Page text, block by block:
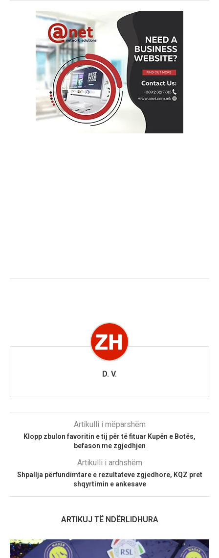
D. V.
Artikulli i mëparshëm
Klopp zbulon favoritin e tij për të fituar Kupën e Botës,
befason me zgjedhjen
Artikulli i ardhshëm
Shpallja përfundimtare e rezultateve zgjedhore, KQZ pret
shqyrtimin e ankesave
ARTIKUJ TË NDËRLIDHURA